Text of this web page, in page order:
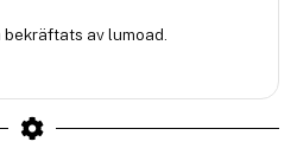
av lumoad.